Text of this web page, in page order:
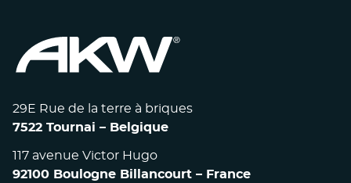
29E Rue de la terre à briques
7522 Tournai – Belgique
117 avenue Victor Hugo
92100 Boulogne Billancourt – France